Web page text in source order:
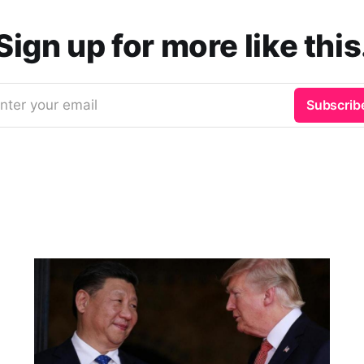
up for more like
your email